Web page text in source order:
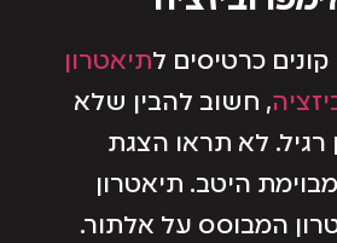
כרטיסים לתיאטרון
, חשוב להבין שלא
רגיל. לא תראו הצגת
היטב. תיאטרון
המבוסס על אלתור.